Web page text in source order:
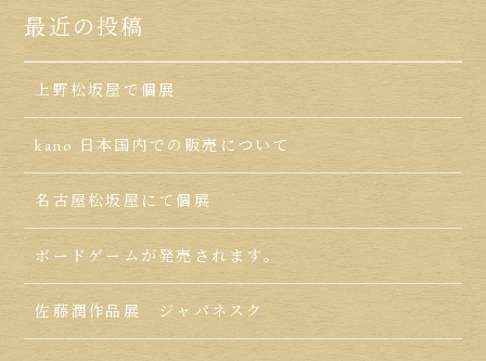
最近の投稿
上野松坂屋で個展
kano 日本国内での販売について
名古屋松坂屋にて個展
ボードゲームが発売されます。
佐藤潤作品展 ジャパネスク